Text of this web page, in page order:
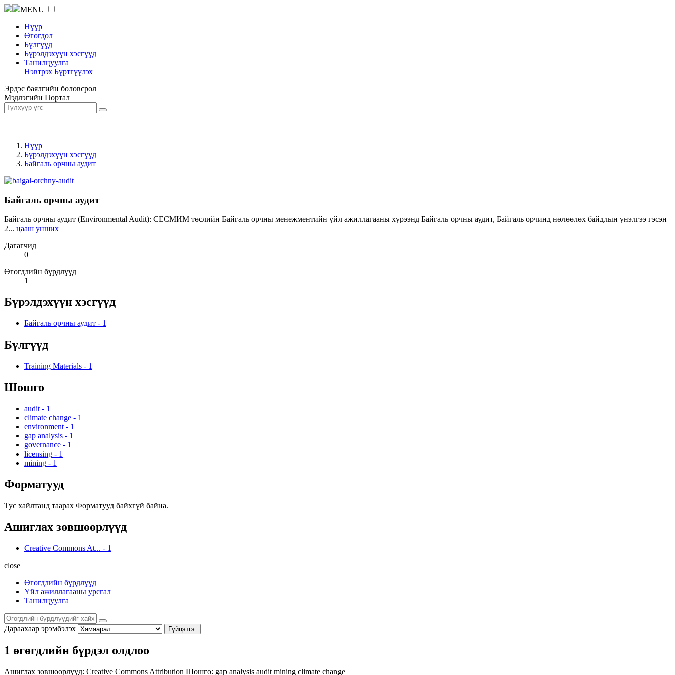
MENU
Нүүр
Өгөгдөл
Бүлгүүд
Бүрэлдэхүүн хэсгүүд
Танилцуулга
Нэвтрэх Бүртгүүлэх
Эрдэс баялгийн боловсрол
Мэдлэгийн Портал
Нүүр
Бүрэлдэхүүн хэсгүүд
Байгаль орчны аудит
Байгаль орчны аудит
Байгаль орчны аудит (Environmental Audit): СЕСМИМ төслийн Байгаль орчны менежментийн үйл ажиллагааны хүрээнд Байгаль орчны аудит, Байгаль орчинд нөлөөлөх байдлын үнэлгээ гэсэн
2... цааш унших
Дагагчид
0
Өгөгдлийн бүрдлүүд
1
Бүрэлдэхүүн хэсгүүд
Байгаль орчны аудит - 1
Бүлгүүд
Training Materials - 1
Шошго
audit - 1
climate change - 1
environment - 1
gap analysis - 1
governance - 1
licensing - 1
mining - 1
Форматууд
Тус хайлтанд таарах Форматууд байхгүй байна.
Ашиглах зөвшөөрлүүд
Creative Commons At... - 1
close
Өгөгдлийн бүрдлүүд
Үйл ажиллагааны урсгал
Танилцуулга
Дараахаар эрэмбэлэх Гүйцэтгэ.
1 өгөгдлийн бүрдэл олдлоо
Ашиглах зөвшөөрлүүд: Creative Commons Attribution Шошго: gap analysis audit mining climate change